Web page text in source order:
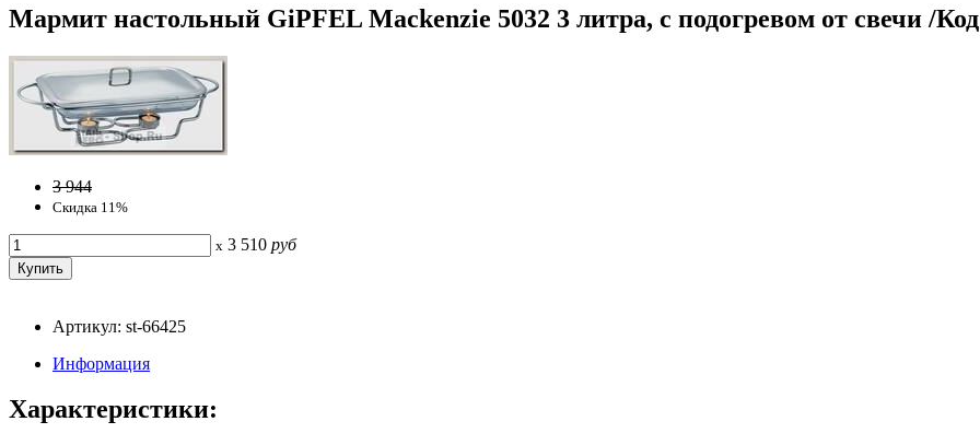
Мармит настольный GiPFEL Mackenzie 5032 3 литра, с подогревом от свечи /Код
3 944
Скидка 11%
x 3 510 руб
Артикул: st-66425
Информация
Характеристики: